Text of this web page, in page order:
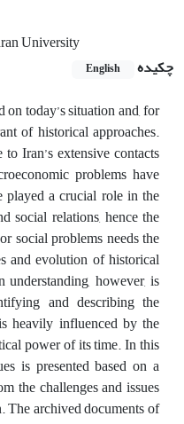
University
چکیده
English
today’s situation and, for
of historical approaches.
Iran’s extensive contacts
problems have
played a crucial role in the
social relations, hence the
social problems needs the
and evolution of historical
however, is
and describing the
heavily influenced by the
power of its time. In this
is presented based on a
the challenges and issues
archived documents of